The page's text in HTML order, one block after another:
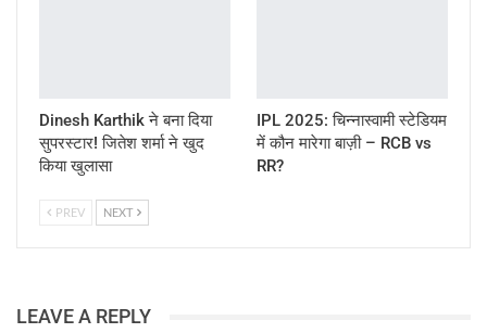
Dinesh Karthik ने बना दिया
सुपरस्टार! जितेश शर्मा ने खुद
किया खुलासा
IPL 2025: चिन्नास्वामी स्टेडियम
में कौन मारेगा बाज़ी – RCB vs
RR?
PREV NEXT
LEAVE A REPLY